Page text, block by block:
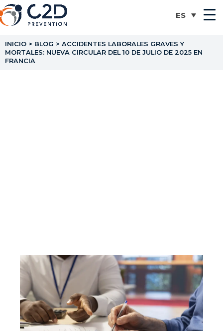
INICIO > BLOG > ACCIDENTES LABORALES GRAVES Y
MORTALES: NUEVA CIRCULAR DEL 10 DE JULIO DE 2025 EN
FRANCIA